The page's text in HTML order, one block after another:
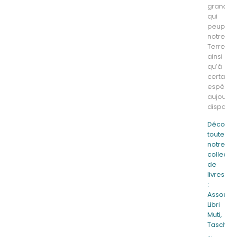
qui
notre
ainsi
qu’à
toute
notre
de
livres
:
Libri
Muti,
…